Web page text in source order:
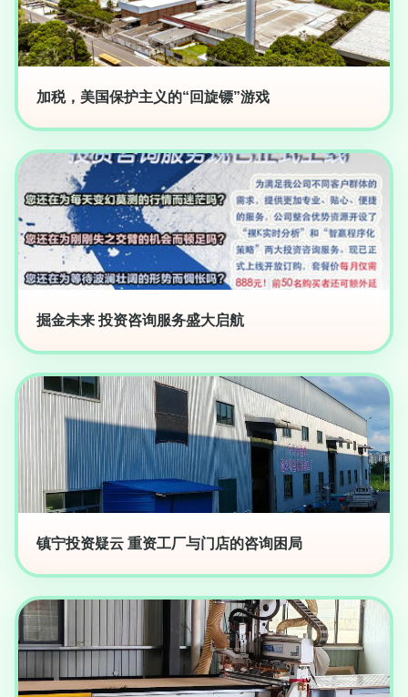
加税，美国保护主义的“回旋镖”游戏
掘金未来 投资咨询服务盛大启航
镇宁投资疑云 重资工厂与门店的咨询困局